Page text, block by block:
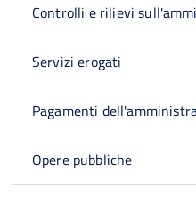
Controlli e rilievi
Servizi erogati
Pagamenti
Opere pubbliche